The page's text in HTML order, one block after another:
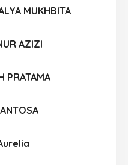
MUKHBITA
AZIZI
PRATAMA